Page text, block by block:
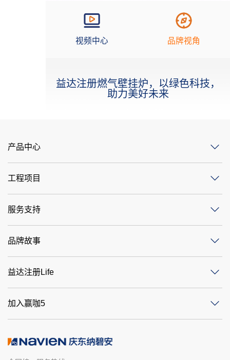
视频中心 品牌视角
益达注册燃气壁挂炉，以绿色科技，
助力美好未来
产品中心
工程项目
服务支持
品牌故事
益达注册Life
加入赢咖5